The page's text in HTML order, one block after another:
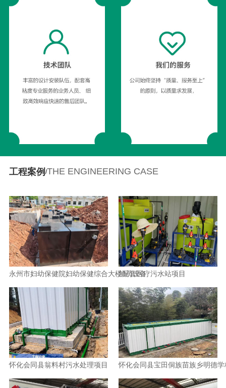
工程案例 /THE ENGINEERING CASE
永州市妇幼保健院妇幼保健综合大楼配套医疗污水站项目
加药设备
怀化会同县翁料村污水处理项目 怀化会同县宝田侗族苗族乡明德